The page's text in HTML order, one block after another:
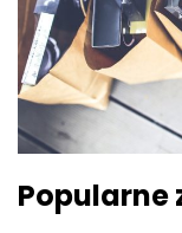
Popularne